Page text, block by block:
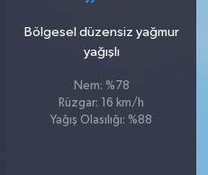
Bölgesel düzensiz yağmur
yağışlı
Nem: %78
Rüzgar: 16 km/h
Yağış Olasılığı: %88